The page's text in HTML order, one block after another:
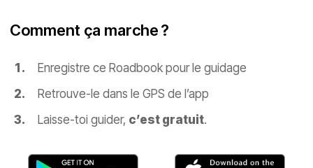
Comment ça marche ?
Enregistre ce Roadbook pour le guidage
Retrouve-le dans le GPS de l’app
Laisse-toi guider, c’est gratuit.